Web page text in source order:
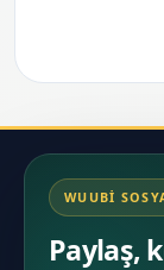
WUUBI
Paylaş,